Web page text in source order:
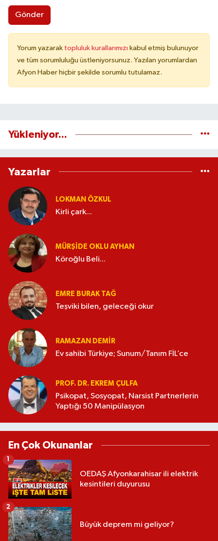
Gönder
Yorum yazarak topluluk kurallarımızı kabul etmiş bulunuyor
ve tüm sorumluluğu üstleniyorsunuz. Yazılan yorumlardan
Afyon Haber hiçbir şekilde sorumlu tutulamaz.
Yükleniyor...
Yazarlar
LOKMAN ÖZKUL
Kirli çark...
MÜRŞIDE OKLU AYHAN
Köroğlu Beli...
EMRE BURAK TAĞ
Teşviki bilen, geleceği okur
RAMAZAN DEMİR
Ev sahibi Türkiye; Sunum/Tanım FİL’ce
PROF. DR. EKREM ÇULFA
Psikopat, Sosyopat, Narsist Partnerlerin
Yaptığı 50 Manipülasyon
En Çok Okunanlar
OEDAŞ Afyonkarahisar ili elektrik
kesintileri duyurusu
1
Büyük deprem mi geliyor?
2